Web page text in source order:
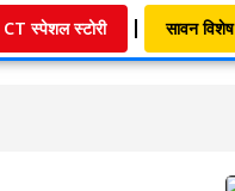
CT स्पेशल स्टोरी सावन विशेष